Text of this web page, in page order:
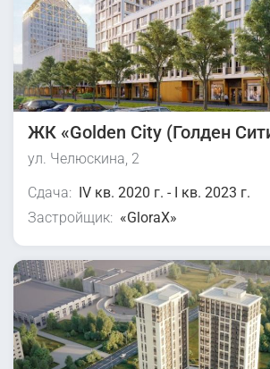
ЖК «Golden City (Голден
ул. Челюскина, 2
Сдача: IV кв. 2020 г. - I кв. 2023 г.
Застройщик: «GloraX»